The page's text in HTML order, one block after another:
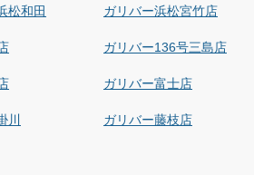
松和田 ガリバー浜松宮竹店
ガリバー136号三島店
ガリバー富士店
川 ガリバー藤枝店